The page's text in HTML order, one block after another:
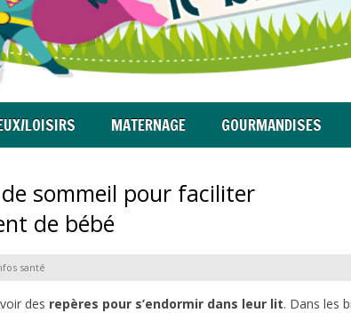
LOISIRS MATERNAGE GOURMANDISES
sommeil pour faciliter
de bébé
santé
des repères pour s’endormir dans leur lit. Dans les